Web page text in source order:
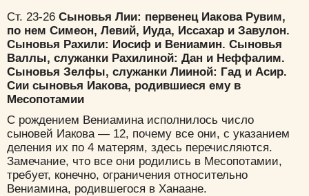
Ст. 23-26 Сыновья Лии: первенец Иакова Рувим,
по нем Симеон, Левий, Иуда, Иссахар и Завулон.
Сыновья Рахили: Иосиф и Вениамин. Сыновья
Валлы, служанки Рахилиной: Дан и Неффалим.
Сыновья Зелфы, служанки Лииной: Гад и Асир.
Сии сыновья Иакова, родившиеся ему в
Месопотамии
С рождением Вениамина исполнилось число
сыновей Иакова — 12, почему все они, с указанием
деления их по 4 матерям, здесь перечисляются.
Замечание, что все они родились в Месопотамии,
требует, конечно, ограничения относительно
Вениамина, родившегося в Ханаане.